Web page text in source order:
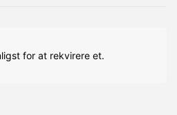
for at rekvirere et.